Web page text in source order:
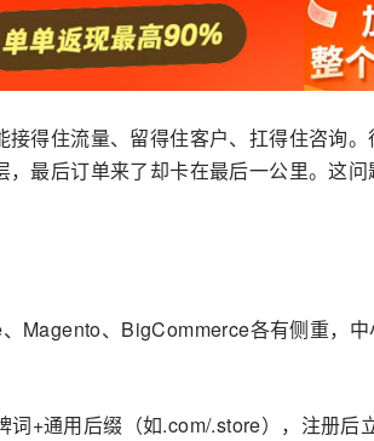
得住流量、留得住客户、扛得住咨询
最后订单来了却卡在最后一公里。这
Magento、BigCommerce各有侧重，中
+通用后缀（如.com/.store），注册后